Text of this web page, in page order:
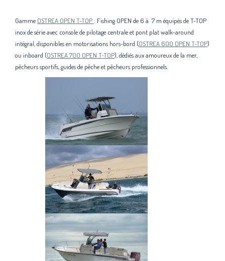
Gamme OSTREA OPEN T-TOP: Fishing OPEN de 6 à 7 m équipés de T-TOP
inox de série avec console de pilotage centrale et pont plat walk-around
intégral, disponibles en motorisations hors-bord (OSTREA 600 OPEN T-TOP)
ou inboard (OSTREA 700 OPEN T-TOP), dédiés aux amoureux de la mer,
pêcheurs sportifs, guides de pêche et pêcheurs professionnels.